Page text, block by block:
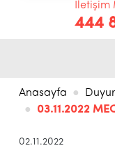
444
Anasayfa
03.11.2022
02.11.2022